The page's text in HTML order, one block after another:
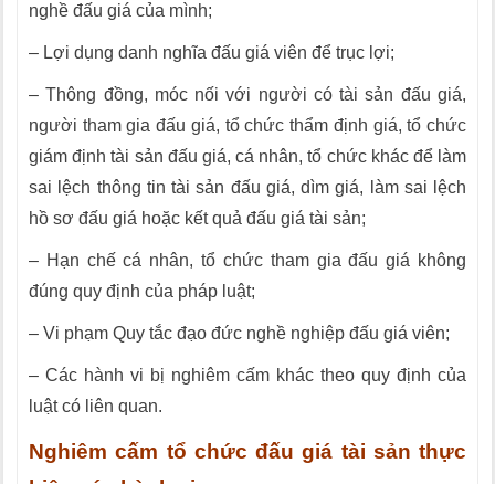
nghề đấu giá của mình;
– Lợi dụng danh nghĩa đấu giá viên để trục lợi;
– Thông đồng, móc nối với người có tài sản đấu giá,
người tham gia đấu giá, tổ chức thẩm định giá, tổ chức
giám định tài sản đấu giá, cá nhân, tổ chức khác để làm
sai lệch thông tin tài sản đấu giá, dìm giá, làm sai lệch
hồ sơ đấu giá hoặc kết quả đấu giá tài sản;
– Hạn chế cá nhân, tổ chức tham gia đấu giá không
đúng quy định của pháp luật;
– Vi phạm Quy tắc đạo đức nghề nghiệp đấu giá viên;
– Các hành vi bị nghiêm cấm khác theo quy định của
luật có liên quan.
Nghiêm cấm tổ chức đấu giá tài sản thực